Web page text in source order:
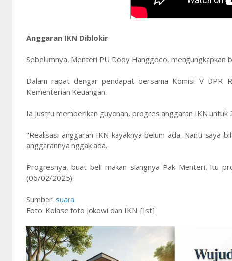
Anggaran IKN Diblokir
Sebelumnya, Menteri PU Dody Hanggodo, mengungkapkan
Dalam rapat dengar pendapat bersama Komisi V DPR
Kementerian Keuangan.
Ia justru memberikan guyonan, progres anggaran IKN untuk
"Realisasi anggaran IKN kayaknya belum ada. Nanti saya
anggarannya nggak ada.
Progresnya, buat beli makan siangnya Pak Menteri, itu
(06/02/2025).
Sumber: suara
Foto: Kolase foto Jokowi dan IKN. [Ist]